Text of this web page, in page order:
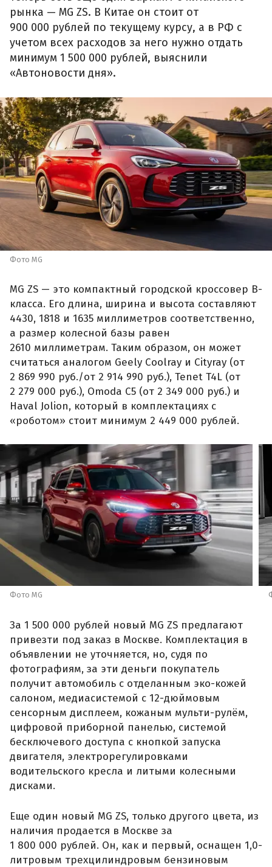
рынка — MG ZS. В Китае он стоит от
900 000 рублей по текущему курсу, а в РФ с
учетом всех расходов за него нужно отдать
минимум 1 500 000 рублей, выяснили
«Автоновости дня».
Фото MG
MG ZS — это компактный городской кроссовер B-
класса. Его длина, ширина и высота составляют
4430, 1818 и 1635 миллиметров соответственно,
а размер колесной базы равен
2610 миллиметрам. Таким образом, он может
считаться аналогом Geely Coolray и Cityray (от
2 869 990 руб./от 2 914 990 руб.), Tenet T4L (от
2 279 000 руб.), Omoda C5 (от 2 349 000 руб.) и
Haval Jolion, который в комплектациях с
«роботом» стоит минимум 2 449 000 рублей.
Фото MG
За 1 500 000 рублей новый MG ZS предлагают
привезти под заказ в Москве. Комплектация в
объявлении не уточняется, но, судя по
фотографиям, за эти деньги покупатель
получит автомобиль с отделанным эко-кожей
салоном, медиасистемой с 12-дюймовым
сенсорным дисплеем, кожаным мульти-рулём,
цифровой приборной панелью, системой
бесключевого доступа с кнопкой запуска
двигателя, электрорегулировками
водительского кресла и литыми колесными
дисками.
Еще один новый MG ZS, только другого цвета, из
наличия продается в Москве за
1 800 000 рублей. Он, как и первый, оснащен 1,0-
литровым трехцилиндровым бензиновым